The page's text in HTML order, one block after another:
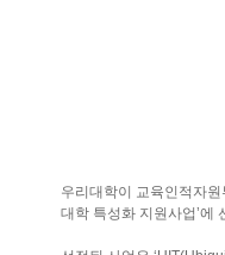
우리대학이 교육인적자
대학 특성화 지원사업’에